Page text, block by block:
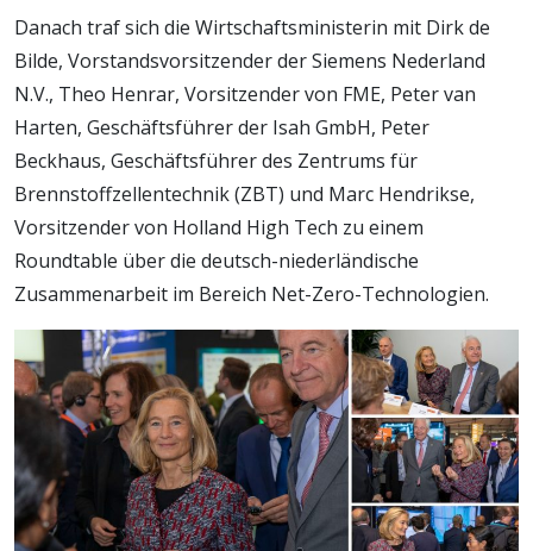
Danach traf sich die Wirtschaftsministerin mit Dirk de
Bilde, Vorstandsvorsitzender der Siemens Nederland
N.V., Theo Henrar, Vorsitzender von FME, Peter van
Harten, Geschäftsführer der Isah GmbH, Peter
Beckhaus, Geschäftsführer des Zentrums für
Brennstoffzellentechnik (ZBT) und Marc Hendrikse,
Vorsitzender von Holland High Tech zu einem
Roundtable über die deutsch-niederländische
Zusammenarbeit im Bereich Net-Zero-Technologien.